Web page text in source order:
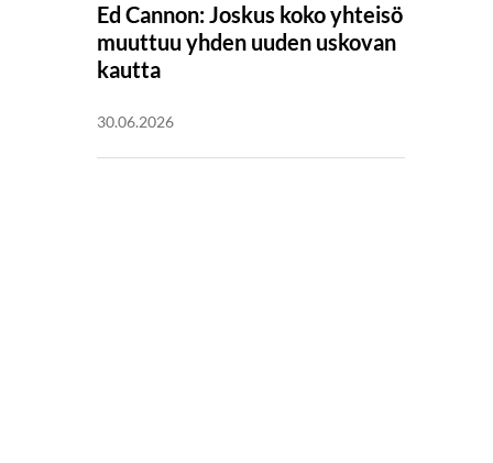
Ed Cannon: Joskus koko yhteisö
muuttuu yhden uuden uskovan
kautta
30.06.2026